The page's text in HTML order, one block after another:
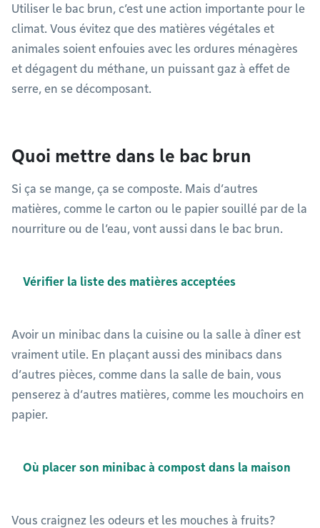
Utiliser le bac brun, c’est une action importante pour le
climat. Vous évitez que des matières végétales et
animales soient enfouies avec les ordures ménagères
et dégagent du méthane, un puissant gaz à effet de
serre, en se décomposant.
Quoi mettre dans le bac brun
Si ça se mange, ça se composte. Mais d’autres
matières, comme le carton ou le papier souillé par de la
nourriture ou de l’eau, vont aussi dans le bac brun.
Vérifier la liste des matières acceptées
Avoir un minibac dans la cuisine ou la salle à dîner est
vraiment utile. En plaçant aussi des minibacs dans
d’autres pièces, comme dans la salle de bain, vous
penserez à d’autres matières, comme les mouchoirs en
papier.
Où placer son minibac à compost dans la maison
Vous craignez les odeurs et les mouches à fruits?